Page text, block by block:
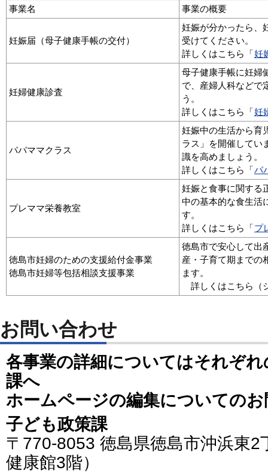
事業名
事業の概要
妊娠届（母子健康手帳の交付）
妊娠が分かったら、
受けてください。
詳しくはこちら「妊
妊婦健康診査
母子健康手帳に妊婦
で、産婦人科などで
う。
詳しくはこちら「妊
パパママクラス
妊娠中の生活から育
ラス」を開催してい
識を高めましょう。
詳しくはこちら「パ
プレママ栄養教室
妊娠と食事に関する
中の基本的な食生活
す。
詳しくはこちら「プ
徳島市妊婦のための支援給付金事業
徳島市妊婦等包括相談支援事業
徳島市で安心して出
産・子育て期までの
ます。
詳しくはこちら（
お問い合わせ
各事業の詳細についてはそれぞ
課へ
ホームページの編集についての
子ども政策課
〒770-8053 徳島県徳島市沖浜東
健康館3階）